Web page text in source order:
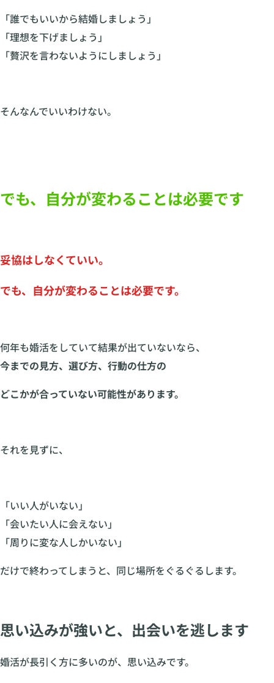
「誰でもいいから結婚しましょう」
「理想を下げましょう」
「贅沢を言わないようにしましょう」
そんなんでいいわけない。
でも、自分が変わることは必要です
妥協はしなくていい。
でも、自分が変わることは必要です。
何年も婚活をしていて結果が出ていないなら、
今までの見方、選び方、行動の仕方の
どこかが合っていない可能性があります。
それを見ずに、
「いい人がいない」
「会いたい人に会えない」
「周りに変な人しかいない」
だけで終わってしまうと、同じ場所をぐるぐるします。
思い込みが強いと、出会いを逃します
婚活が長引く方に多いのが、思い込みです。